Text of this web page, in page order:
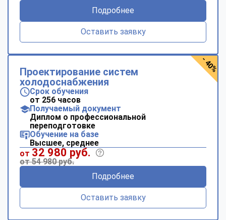
Подробнее
Оставить заявку
Проектирование систем
холодоснабжения
Срок обучения
от 256 часов
Получаемый документ
Диплом о профессиональной
переподготовке
Обучение на базе
Высшее, среднее
от 32 980 руб.
от 54 980 руб.
Подробнее
Оставить заявку
- 40%